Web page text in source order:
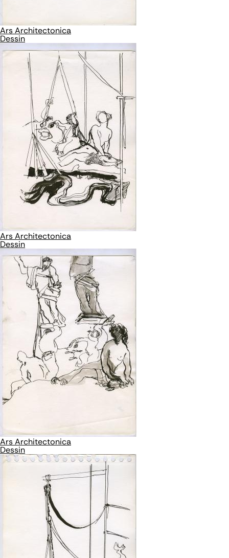
Ars Architectonica
Dessin
Ars Architectonica
Dessin
Ars Architectonica
Dessin